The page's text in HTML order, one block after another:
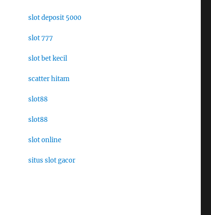
slot deposit 5000
slot 777
slot bet kecil
scatter hitam
slot88
slot88
slot online
situs slot gacor